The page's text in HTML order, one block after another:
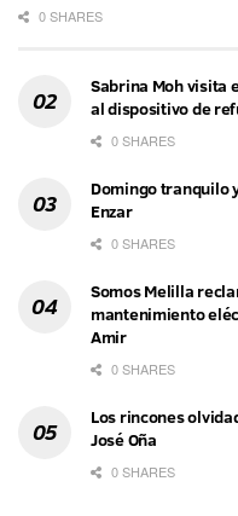
0 SHARES
Sabrina Moh visita
al dispositivo de
0 SHARES
Domingo tranquilo
Enzar
0 SHARES
Somos Melilla
mantenimiento
Amir
0 SHARES
Los rincones
José Oña
0 SHARES